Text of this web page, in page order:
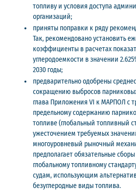
топливу и условия доступа
организаций;
приняты поправки к ряду
Так, рекомендовано установить
коэффициенты в расчетах
углеродоемкости в значении
2030 годы;
предварительно одобрены
сокращению выбросов
глава Приложения VI к МАРПОЛ с
предельному содержанию
топливе (глобальный топливный
ужесточением требуемых
многоуровневый рыночный
предполагает обязательные
глобальному топливному
судам, использующим
безуглеродные виды топлива.